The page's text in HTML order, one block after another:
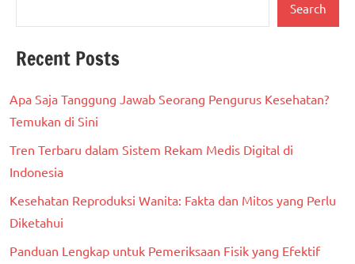
Search
Recent Posts
Apa Saja Tanggung Jawab Seorang Pengurus Kesehatan?
Temukan di Sini
Tren Terbaru dalam Sistem Rekam Medis Digital di
Indonesia
Kesehatan Reproduksi Wanita: Fakta dan Mitos yang Perlu
Diketahui
Panduan Lengkap untuk Pemeriksaan Fisik yang Efektif